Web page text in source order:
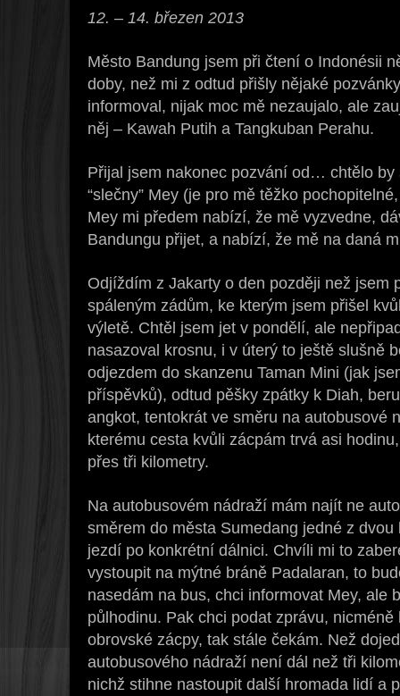
12. – 14. březen 2013
Město Bandung jsem při čtení o Indonésii
doby, než mi z odtud přišly nějaké
informoval, nijak moc mě nezaujalo, ale
něj – Kawah Putih a Tangkuban Perahu.
Přijal jsem nakonec pozvání od… chtělo by
“slečny” Mey (je pro mě těžko
Mey mi předem nabízí, že mě vyzvedne,
Bandungu přijet, a nabízí, že mě na daná
Odjíždím z Jakarty o den později než jsem
spáleným zádům, ke kterým jsem přišel
výletě. Chtěl jsem jet v pondělí, ale
nasazoval krosnu, i v úterý to ještě slušně
odjezdem do skanzenu Taman Mini (jak
příspěvků), odtud pěšky zpátky k Diah,
angkot, tentokrát ve směru na autobusové
kterému cesta kvůli zácpám trvá asi
přes tři kilometry.
Na autobusovém nádraží mám najít ne
směrem do města Sumedang jedné z
jezdí po konkrétní dálnici. Chvíli mi to
vystoupit na mýtné bráně Padalaran, to
nasedám na bus, chci informovat Mey, ale
půlhodinu. Pak chci podat zprávu,
obrovské zácpy, tak stále čekám. Než
autobusového nádraží není dál než tři
nichž stihne nastoupit další hromada lidí a